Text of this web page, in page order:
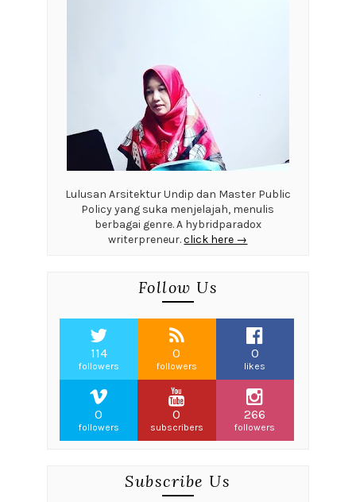
Lulusan Arsitektur Undip dan Master Public
Policy yang suka menjelajah, menulis
berbagai genre. A hybridparadox
writerpreneur.click here →
Follow Us
114
followers
0
followers
0
likes
0
followers
0
subscribers
266
followers
Subscribe Us